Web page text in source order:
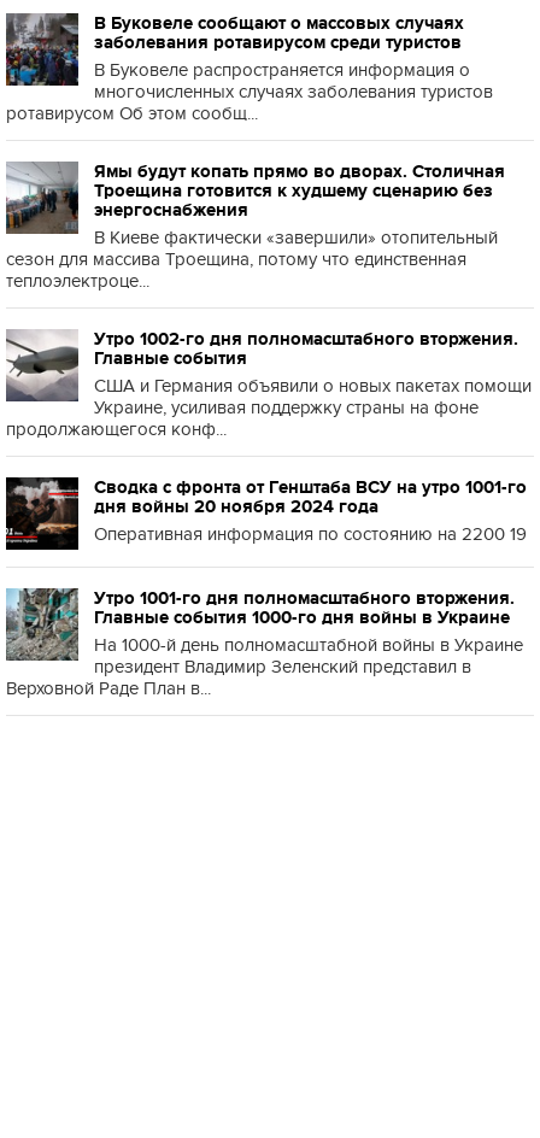
В Буковеле сообщают о массовых случаях
заболевания ротавирусом среди туристов
В Буковеле распространяется информация о
многочисленных случаях заболевания туристов
ротавирусом Об этом сообщ...
Ямы будут копать прямо во дворах. Столичная
Троещина готовится к худшему сценарию без
энергоснабжения
В Киеве фактически «завершили» отопительный
сезон для массива Троещина, потому что единственная
теплоэлектроце...
Утро 1002-го дня полномасштабного вторжения.
Главные события
США и Германия объявили о новых пакетах помощи
Украине, усиливая поддержку страны на фоне
продолжающегося конф...
Сводка с фронта от Генштаба ВСУ на утро 1001-го
дня войны 20 ноября 2024 года
Оперативная информация по состоянию на 2200 19
Утро 1001-го дня полномасштабного вторжения.
Главные события 1000-го дня войны в Украине
На 1000-й день полномасштабной войны в Украине
президент Владимир Зеленский представил в
Верховной Раде План в...